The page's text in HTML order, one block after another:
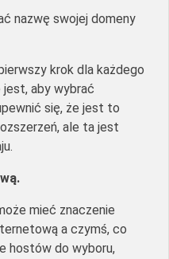
nazwę swojej domeny
krok dla każdego
jest, aby wybrać
się, że jest to
ale ta jest
mieć znaczenie
a czymś, co
hostów do wyboru,